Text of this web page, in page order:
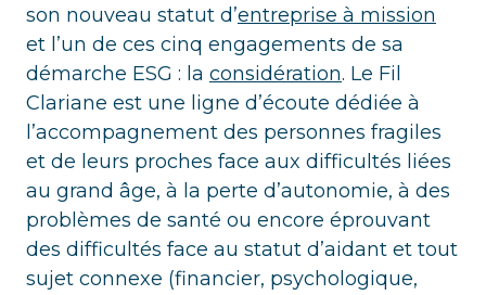
son nouveau statut d’entreprise à mission
et l’un de ces cinq engagements de sa
démarche ESG : la considération. Le Fil
Clariane est une ligne d’écoute dédiée à
l’accompagnement des personnes fragiles
et de leurs proches face aux difficultés liées
au grand âge, à la perte d’autonomie, à des
problèmes de santé ou encore éprouvant
des difficultés face au statut d’aidant et tout
sujet connexe (financier, psychologique,